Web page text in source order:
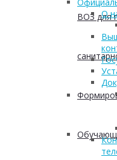
ВОЗ для
О